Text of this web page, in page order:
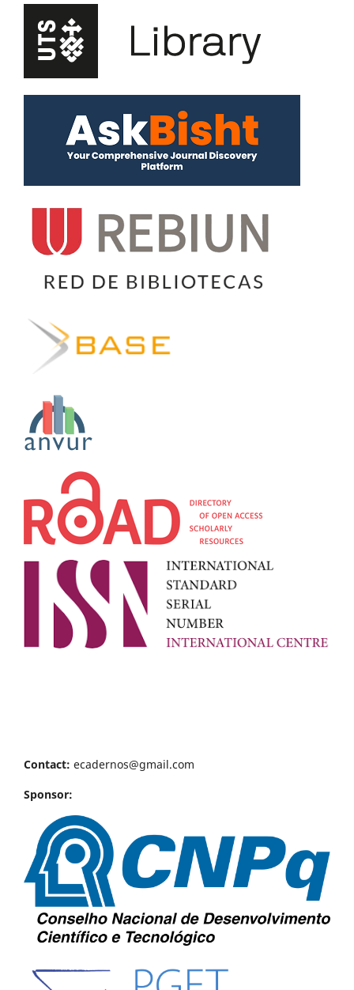
Contact: ecadernos@gmail.com
Sponsor: